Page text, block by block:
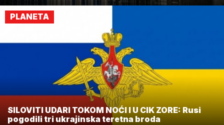
PLANETA
SILOVITI UDARI TOKOM NOĆI I U CIK ZORE: Rusi
pogodili tri ukrajinska teretna broda